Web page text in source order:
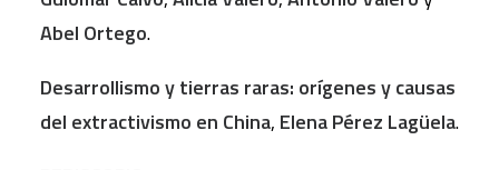
Abel Ortego.
Desarrollismo y tierras raras: orígenes y causas
del extractivismo en China, Elena Pérez Lagüela.